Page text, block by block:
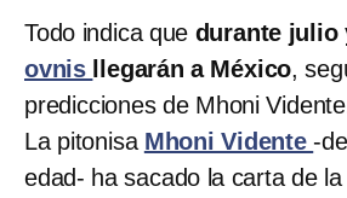
Todo indica que durante julio
ovnis
llegarán a México,
predicciones de Mhoni
La pitonisa Mhoni Vidente-
edad- ha sacado la carta de